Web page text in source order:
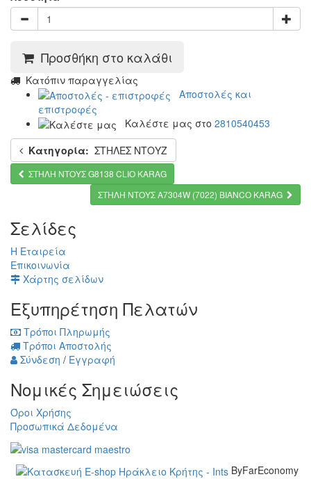
Προσθήκη στο καλάθι
Kατόπιν παραγγελίας
Αποστολές και
επιστροφές
Καλέστε μας στο 2810540453
Κατηγορία: ΣΤΗΛΕΣ ΝΤΟΥΖ
ΣΤΗΛΗ ΝΤΟΥΣ G8138 CLIO KARAG
ΣΤΗΛΗ ΝΤΟΥΣ A7304W (7022) BIANCO KARAG
Σελίδες
Η Εταιρεία
Επικοινωνία
Χάρτης σελίδων
Εξυπηρέτηση Πελατών
Τρόποι Πληρωμής
Τρόποι Αποστολής
Σύνδεση / Εγγραφή
Νομικές Σημειώσεις
Όροι Χρήσης
Προσωπικά Δεδομένα
ByFarEconomy